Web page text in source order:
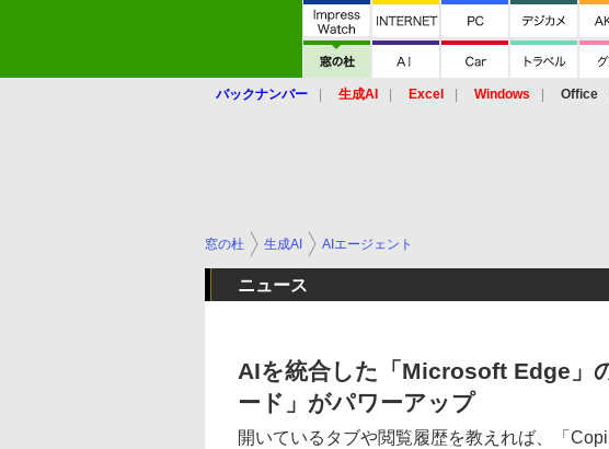
バックナンバー 生成AI Excel Windows Office
窓の杜 生成AI AIエージェント
ニュース
AIを統合した「Microsoft Edge」
ード」がパワーアップ
開いているタブや閲覧履歴を教えれば、「